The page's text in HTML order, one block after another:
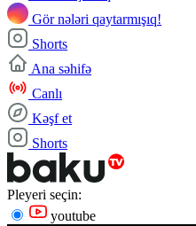
Gör nələri qaytarmışıq!
Shorts
Ana səhifə
Canlı
Kəşf et
Shorts
Pleyeri seçin:
youtube